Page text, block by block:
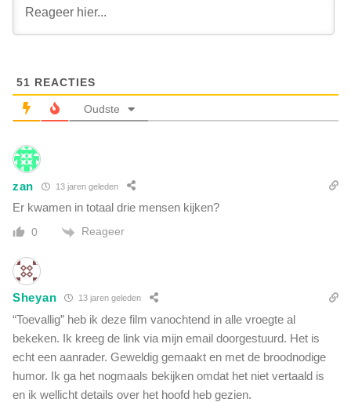
m
e
s
d
)
e
e
v
i
s
e
u
d
a
t
e
)
51 REACTIES
Oudste
zan 13 jaren geleden
Er kwamen in totaal drie mensen kijken?
0 Reageer
Sheyan 13 jaren geleden
“Toevallig” heb ik deze film vanochtend in alle vroegte al
bekeken. Ik kreeg de link via mijn email doorgestuurd. Het is
echt een aanrader. Geweldig gemaakt en met de broodnodige
humor. Ik ga het nogmaals bekijken omdat het niet vertaald is
en ik wellicht details over het hoofd heb gezien.